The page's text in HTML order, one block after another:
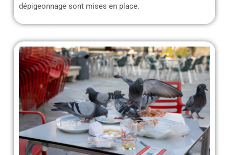
dépigeonnage sont mises en place.